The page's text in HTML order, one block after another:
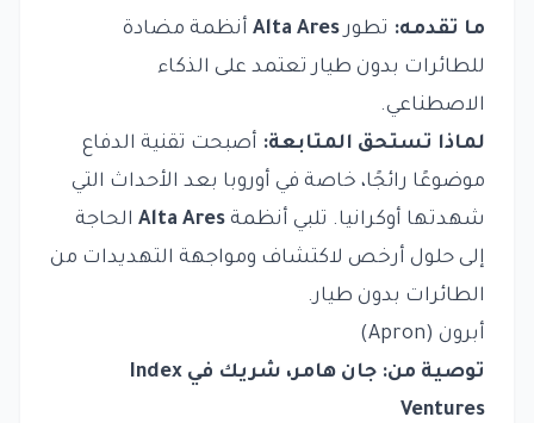
ما تقدمه: تطورAlta Ares أنظمة مضادة
للطائرات بدون طيار تعتمد على الذكاء
الاصطناعي.
لماذا تستحق المتابعة: أصبحت تقنية الدفاع
موضوعًا رائجًا، خاصة في أوروبا بعد الأحداث التي
شهدتها أوكرانيا. تلبي أنظمة Alta Ares الحاجة
إلى حلول أرخص لاكتشاف ومواجهة التهديدات من
الطائرات بدون طيار.
أبرون (Apron)
توصية من: جان هامر، شريك في Index
Ventures